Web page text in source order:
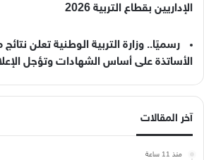
الإداريين بقطاع التربية 2026
رسميًا.. وزارة التربية الوطنية تعلن
الأساتذة على أساس الشهادات وتؤجل الإعلان
آخر المقالات
منذ 11 ساعة